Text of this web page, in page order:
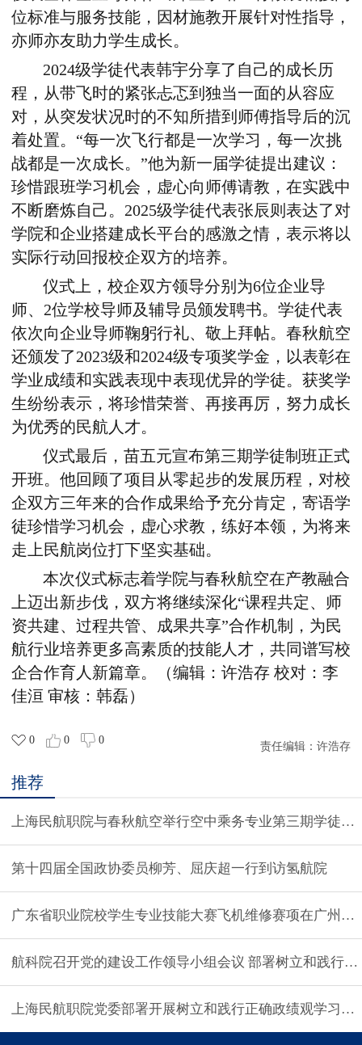
位标准与服务技能，因材施教开展针对性指导，
亦师亦友助力学生成长。
2024级学徒代表韩宇分享了自己的成长历
程，从带飞时的紧张忐忑到独当一面的从容应
对，从突发状况时的不知所措到师傅指导后的沉
着处置。“每一次飞行都是一次学习，每一次挑
战都是一次成长。”他为新一届学徒提出建议：
珍惜跟班学习机会，虚心向师傅请教，在实践中
不断磨炼自己。 2025级学徒代表张辰则 表达了对
学院和企业搭建成长平台的感激之情，表示将以
实际行动回报校企双方的培养。
仪式上，校企双方领导分别为6位企业导
师、2位学校导师及辅导员颁发聘书。学徒代表
依次向企业导师鞠躬行礼、敬上拜帖。春秋航空
还颁发了2023级和2024级专项奖学金， 以表彰在
学业成绩和实践表现中表现优异的学徒。 获奖学
生纷纷表示，将珍惜荣誉、再接再厉，努力成长
为优秀的民航人才。
仪式最后，苗五元宣布第三期学徒制班正式
开班。他回顾了项目从零起步的发展历程，对校
企双方三年来的合作成果给予充分肯定，寄语学
徒珍惜学习机会，虚心求教，练好本领，为将来
走上民航岗位打下坚实基础。
本次仪式标志着学院与春秋航空在产教融合
上迈出新步伐，双方将继续深化“课程共定、师
资共建、过程共管、成果共享”合作机制，为民
航行业培养更多高素质的技能人才，共同谱写校
企合作育人新篇章。（编辑：许浩存 校对：李
佳洹 审核：韩磊）
0 0 0
责任编辑： 许浩存
推荐
上海民航职院与春秋航空举行空中乘务专业第三期学徒制
第十四届全国政协委员柳芳、屈庆超一行到访氢航院
广东省职业院校学生专业技能大赛飞机维修赛项在广州民
航科院召开党的建设工作领导小组会议 部署树立和践行
上海民航职院党委部署开展树立和践行正确政绩观学习教